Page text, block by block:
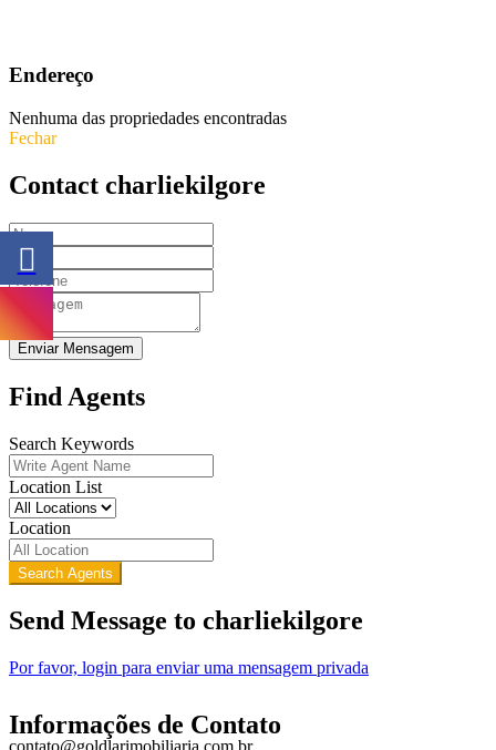
Endereço
Nenhuma das propriedades encontradas
Fechar
Contact charliekilgore
Enviar Mensagem
Find Agents
Search Keywords
Location List
Location
Search Agents
Send Message to charliekilgore
Por favor, login para enviar uma mensagem privada
Informações de Contato